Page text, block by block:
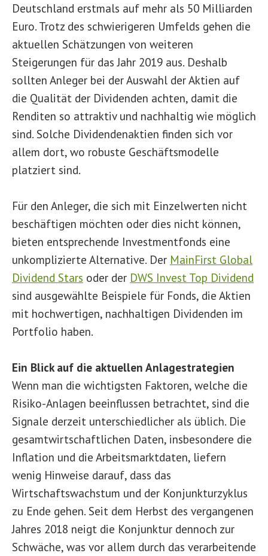
Deutschland erstmals auf mehr als 50 Milliarden
Euro. Trotz des schwierigeren Umfelds gehen die
aktuellen Schätzungen von weiteren
Steigerungen für das Jahr 2019 aus. Deshalb
sollten Anleger bei der Auswahl der Aktien auf
die Qualität der Dividenden achten, damit die
Renditen so attraktiv und nachhaltig wie möglich
sind. Solche Dividendenaktien finden sich vor
allem dort, wo robuste Geschäftsmodelle
platziert sind.
Für den Anleger, die sich mit Einzelwerten nicht
beschäftigen möchten oder dies nicht können,
bieten entsprechende Investmentfonds eine
unkomplizierte Alternative. Der MainFirst Global
Dividend Stars oder der DWS Invest Top Dividend
sind ausgewählte Beispiele für Fonds, die Aktien
mit hochwertigen, nachhaltigen Dividenden im
Portfolio haben.
Ein Blick auf die aktuellen Anlagestrategien
Wenn man die wichtigsten Faktoren, welche die
Risiko-Anlagen beeinflussen betrachtet, sind die
Signale derzeit unterschiedlicher als üblich. Die
gesamtwirtschaftlichen Daten, insbesondere die
Inflation und die Arbeitsmarktdaten, liefern
wenig Hinweise darauf, dass das
Wirtschaftswachstum und der Konjunkturzyklus
zu Ende gehen. Seit dem Herbst des vergangenen
Jahres 2018 neigt die Konjunktur dennoch zur
Schwäche, was vor allem durch das verarbeitende